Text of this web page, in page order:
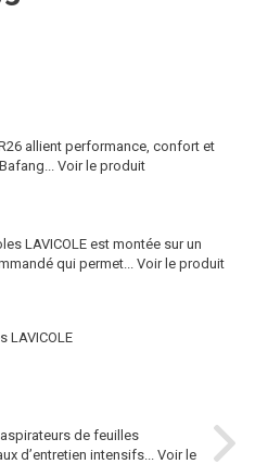
allient performance, confort et
Voir le produit
LAVICOLE est montée sur un
qui permet... Voir le produit
LAVICOLE
de feuilles
d’entretien intensifs... Voir le